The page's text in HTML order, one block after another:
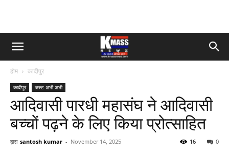
होम कादीपुर
कादीपुर जस्ट अभी अभी
आदिवासी पारधी महासंघ ने आदिवासी
बच्चों पढ़ने के लिए किया प्रोत्साहित
द्वारा santosh kumar - November 14, 2025 0
16